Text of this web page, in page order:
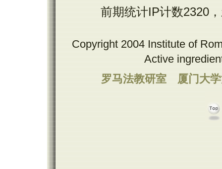
前期统计IP计数2320
Copyright 2004 Institute of
Active
罗马法教研室
厦门大